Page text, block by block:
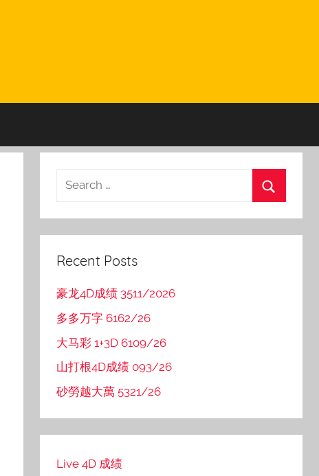
Recent Posts
豪龙4D成绩 3511/2026
多多万字 6162/26
大马彩 1+3D 6109/26
山打根4D成绩 093/26
砂勞越大萬 5321/26
Live 4D 成绩